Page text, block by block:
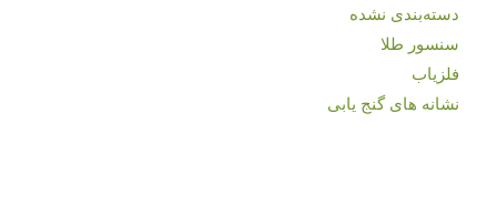
دسته‌بندی نشده
سنسور طلا
فلزیاب
نشانه های گنج یابی